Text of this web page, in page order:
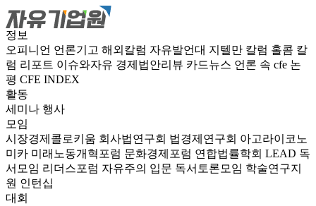
정보
오피니언 언론기고 해외칼럼 자유발언대 지텔만 칼럼 홀콤 칼
럼 리포트 이슈와자유 경제법안리뷰 카드뉴스 언론 속 cfe 논
평 CFE INDEX
활동
세미나 행사
모임
시장경제콜로키움 회사법연구회 법경제연구회 아고라이코노
미카 미래노동개혁포럼 문화경제포럼 연합법률학회 LEAD 독
서모임 리더스포럼 자유주의 입문 독서토론모임 학술연구지
원 인턴십
대회